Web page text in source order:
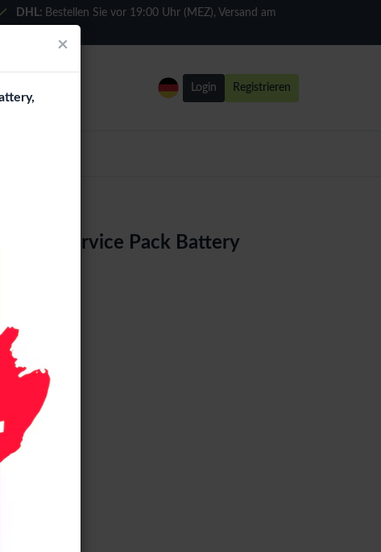
DHL: Bestellen Sie vor 19:00 Uhr (MEZ), Versand am
Login Registrieren
Service Pack Battery
)
×